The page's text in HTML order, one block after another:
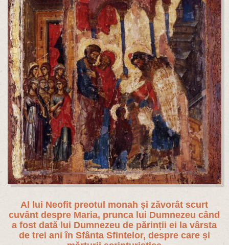
Al lui Neofit preotul monah și zăvorât scurt
cuvânt despre Maria, prunca lui Dumnezeu când
a fost dată lui Dumnezeu de părinții ei la vârsta
de trei ani în Sfânta Sfintelor, despre care și